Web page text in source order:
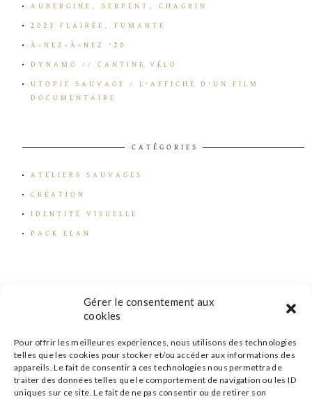
Gérer le consentement aux
cookies
Pour offrir les meilleures expériences, nous utilisons des technologies
telles que les cookies pour stocker et/ou accéder aux informations des
appareils. Le fait de consentir à ces technologies nous permettra de
traiter des données telles que le comportement de navigation ou les ID
uniques sur ce site. Le fait de ne pas consentir ou de retirer son
AUBERGINE, SERPENT, CHAGRIN
2023 FLAIRÉE, FUMANTE
À-NEZ-À-NEZ ’20
DYNAMO // CANTINE VÉLO
UTOPIE SAUVAGE / L’AFFICHE D’UN FILM
DOCUMENTAIRE
CATÉGORIES
ATELIERS SAUVAGES
CRÉATION
IDENTITÉ VISUELLE
PACK ELAN